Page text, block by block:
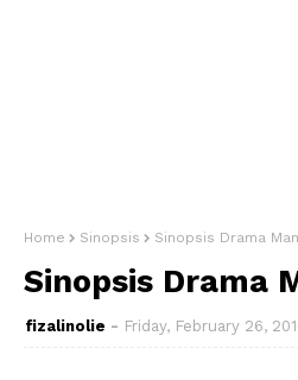
Home Sinopsis Sinopsis Drama
Sinopsis Drama
fizalinolie Friday, February 26,